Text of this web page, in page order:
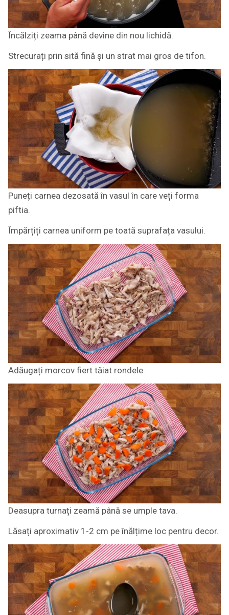
Încălziți zeama până devine din nou lichidă.
Strecurați prin sită fină și un strat mai gros de tifon.
Puneți carnea dezosată în vasul în care veți forma
piftia.
Împărțiți carnea uniform pe toată suprafața vasului.
Adăugați morcov fiert tăiat rondele.
Deasupra turnați zeamă până se umple tava.
Lăsați aproximativ 1-2 cm pe înălțime loc pentru decor.